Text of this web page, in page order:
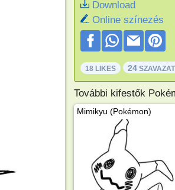
Download
Online színezés
18 LIKES 24
További kifestők
Mimikyu (Pokémon)